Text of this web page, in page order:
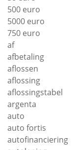
500 euro
5000 euro
750 euro
af
afbetaling
aflossen
aflossing
aflossingstabel
argenta
auto
auto fortis
autofinanciering